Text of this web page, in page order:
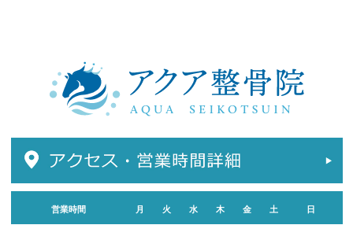
営業時間 月 火 水 木 金 土 日